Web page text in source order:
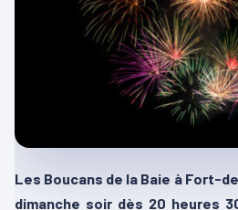
Les Boucans de la Baie à Fort-
dimanche soir dès 20 heures